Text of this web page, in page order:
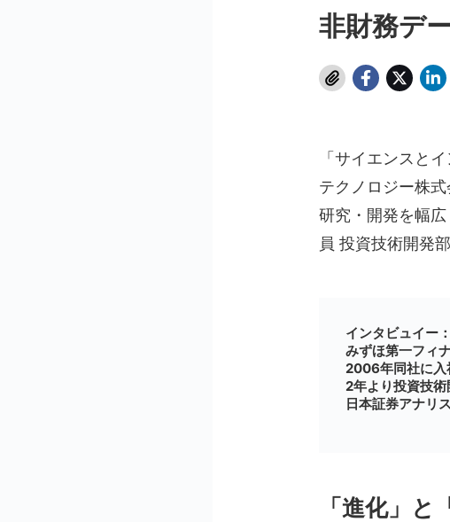
非財務デ
「サイエンスと
テクノロジー株
研究・開発を幅
員 投資技術開発
インタビュイー：
みずほ第一フィ
2006年同社に入
2年より投資技
日本証券アナリ
「進化」